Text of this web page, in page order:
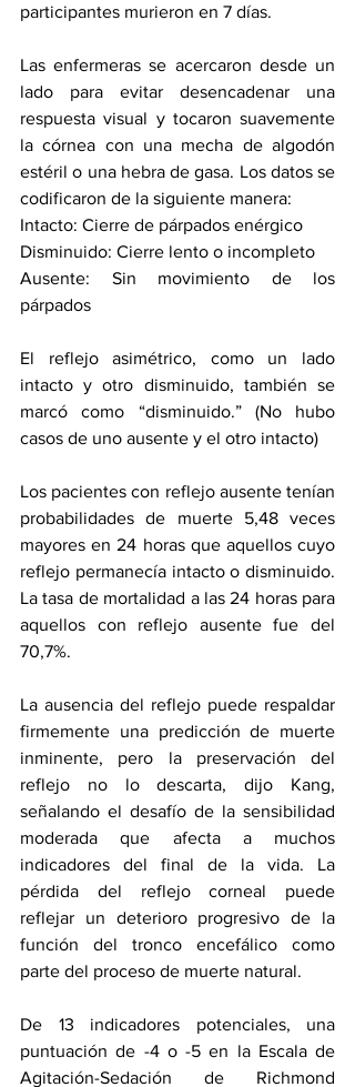
participantes murieron en 7 días.
Las enfermeras se acercaron desde un
lado para evitar desencadenar una
respuesta visual y tocaron suavemente
la córnea con una mecha de algodón
estéril o una hebra de gasa. Los datos se
codificaron de la siguiente manera:
Intacto: Cierre de párpados enérgico
Disminuido: Cierre lento o incompleto
Ausente: Sin movimiento de los
párpados
El reflejo asimétrico, como un lado
intacto y otro disminuido, también se
marcó como “disminuido.” (No hubo
casos de uno ausente y el otro intacto)
Los pacientes con reflejo ausente tenían
probabilidades de muerte 5,48 veces
mayores en 24 horas que aquellos cuyo
reflejo permanecía intacto o disminuido.
La tasa de mortalidad a las 24 horas para
aquellos con reflejo ausente fue del
70,7%.
La ausencia del reflejo puede respaldar
firmemente una predicción de muerte
inminente, pero la preservación del
reflejo no lo descarta, dijo Kang,
señalando el desafío de la sensibilidad
moderada que afecta a muchos
indicadores del final de la vida. La
pérdida del reflejo corneal puede
reflejar un deterioro progresivo de la
función del tronco encefálico como
parte del proceso de muerte natural.
De 13 indicadores potenciales, una
puntuación de -4 o -5 en la Escala de
Agitación-Sedación de Richmond